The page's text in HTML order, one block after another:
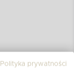
Polityka prywatności